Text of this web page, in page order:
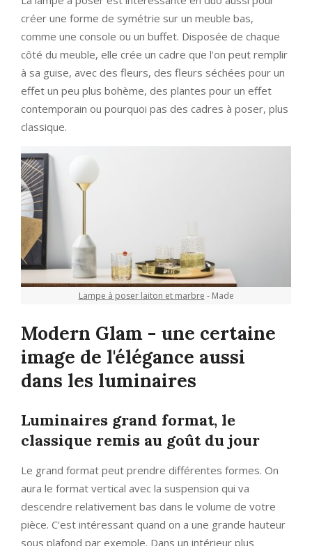
créer une forme de symétrie sur un meuble bas,
comme une console ou un buffet. Disposée de chaque
côté du meuble, elle crée un cadre que l'on peut remplir
à sa guise, avec des fleurs, des fleurs séchées pour un
effet un peu plus bohème, des plantes pour un effet
contemporain ou pourquoi pas des cadres à poser, plus
classique.
Lampe à poser laiton et marbre - Made
Modern Glam - une certaine
image de l'élégance aussi
dans les luminaires
Luminaires grand format, le
classique remis au goût du jour
Le grand format peut prendre différentes formes. On
aura le format vertical avec la suspension qui va
descendre relativement bas dans le volume de votre
pièce. C'est intéressant quand on a une grande hauteur
sous plafond par exemple. Dans un intérieur plus